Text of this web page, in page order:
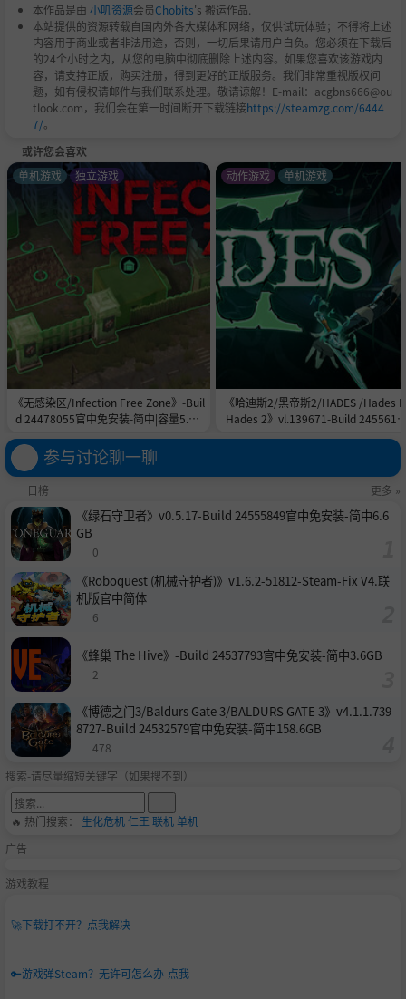
本作品是由 小叽资源会员Chobits's 搬运作品.
本站提供的资源转载自国内外各大媒体和网络，仅供试玩体验；不得将上述
内容用于商业或者非法用途，否则，一切后果请用户自负。您必须在下载后
的24个小时之内，从您的电脑中彻底删除上述内容。如果您喜欢该游戏内
容，请支持正版，购买注册，得到更好的正版服务。我们非常重视版权问
题，如有侵权请邮件与我们联系处理。敬请谅解！E-mail：acgbns666@ou
tlook.com，我们会在第一时间断开下载链接https://steamzg.com/6444
7/。
或许您会喜欢
《无感染区/Infection Free Zone》-Buil
d 24478055官中免安装-简中|容量5.8G
单机游戏 独立游戏
《哈迪斯2/黑帝斯2/HADES /Hades
Hades 2》vl.139671-Build
动作游戏 单机游戏
参与讨论聊一聊
日榜 更多 »
《绿石守卫者》v0.5.17-Build 24555849官中免安装-简中6.6
GB
0
《Roboquest (机械守护者)》v1.6.2-51812-Steam-Fix V4.联
机版官中简体
6
《蜂巢 The Hive》-Build 24537793官中免安装-简中3.6GB
2
《博德之门3/Baldurs Gate 3/BALDURS GATE 3》v4.1.1.739
8727-Build 24532579官中免安装-简中158.6GB
478
搜索-请尽量缩短关键字（如果搜不到）
🔥 热门搜索： 生化危机仁王 联机单机
广告
游戏教程
🚀下载打不开？点我解决
🔑游戏弹Steam？无许可怎么办-点我